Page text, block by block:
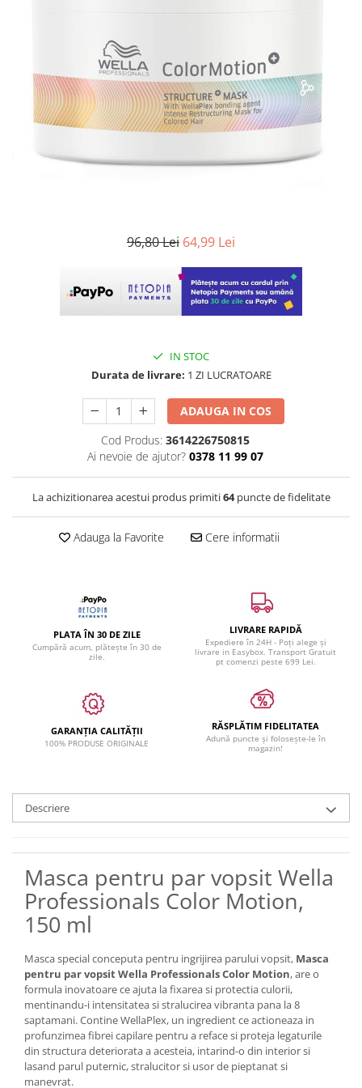
96,80 Lei 64,99 Lei
IN STOC
Durata de livrare: 1 ZI LUCRATOARE
ADAUGA IN COS
Cod Produs: 3614226750815
Ai nevoie de ajutor? 0378 11 99 07
La achizitionarea acestui produs primiti64puncte de fidelitate
Adauga la Favorite Cere informatii
PLATA ÎN 30 DE ZILE
Cumpără acum, plătește în 30 de
zile.
LIVRARE RAPIDĂ
Expediere în 24H - Poți alege și
livrare in Easybox. Transport Gratuit
pt comenzi peste 699 Lei.
GARANȚIA CALITĂȚII
100% PRODUSE ORIGINALE
RĂSPLĂTIM FIDELITATEA
Adună puncte și folosește-le în
magazin!
Descriere
Masca pentru par vopsit Wella
Professionals Color Motion,
150 ml
Masca special conceputa pentru ingrijirea parului vopsit, Masca
pentru par vopsit Wella Professionals Color Motion, are o
formula inovatoare ce ajuta la fixarea si protectia culorii,
mentinandu-i intensitatea si stralucirea vibranta pana la 8
saptamani. Contine WellaPlex, un ingredient ce actioneaza in
profunzimea fibrei capilare pentru a reface si proteja legaturile
din structura deteriorata a acesteia, intarind-o din interior si
lasand parul puternic, stralucitor si usor de pieptanat si
manevrat.